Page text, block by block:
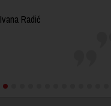
Ivana Radić